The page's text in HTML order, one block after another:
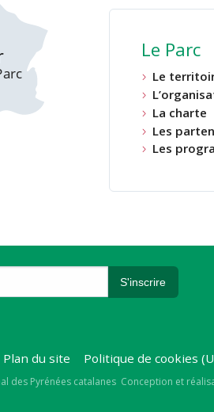
Le Parc
Le
La charte
Les
Les
Plan du site Politique de cookies
des Pyrénées catalanes Conception et